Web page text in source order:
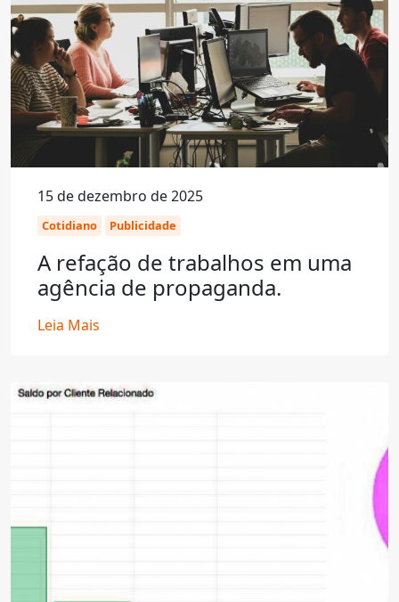
15 de dezembro de 2025
Cotidiano Publicidade
A refação de trabalhos em uma
agência de propaganda.
Leia Mais